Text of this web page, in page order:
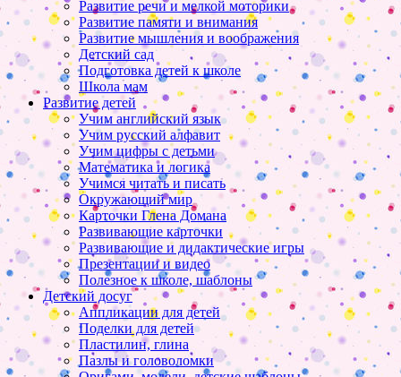
Развитие речи и мелкой моторики
Развитие памяти и внимания
Развитие мышления и воображения
Детский сад
Подготовка детей к школе
Школа мам
Развитие детей
Учим английский язык
Учим русский алфавит
Учим цифры с детьми
Математика и логика
Учимся читать и писать
Окружающий мир
Карточки Глена Домана
Развивающие карточки
Развивающие и дидактические игры
Презентации и видео
Полезное к школе, шаблоны
Детский досуг
Аппликации для детей
Поделки для детей
Пластилин, глина
Пазлы и головоломки